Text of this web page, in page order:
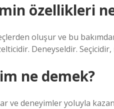
özellikleri
oluşur ve bu
Deneyseldir.
ne demek?
ve deneyimler yoluyla